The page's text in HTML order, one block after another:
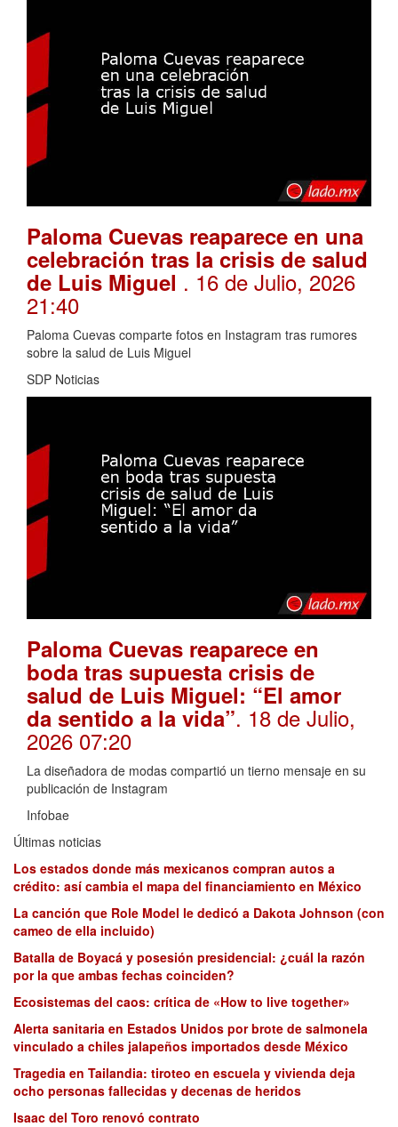
Paloma Cuevas reaparece en una
celebración tras la crisis de salud
de Luis Miguel . 16 de Julio, 2026
21:40
Paloma Cuevas comparte fotos en Instagram tras rumores
sobre la salud de Luis Miguel
SDP Noticias
Paloma Cuevas reaparece en
boda tras supuesta crisis de
salud de Luis Miguel: “El amor
da sentido a la vida”. 18 de Julio,
2026 07:20
La diseñadora de modas compartió un tierno mensaje en su
publicación de Instagram
Infobae
Últimas noticias
Los estados donde más mexicanos compran autos a
crédito: así cambia el mapa del financiamiento en México
La canción que Role Model le dedicó a Dakota Johnson (con
cameo de ella incluido)
Batalla de Boyacá y posesión presidencial: ¿cuál la razón
por la que ambas fechas coinciden?
Ecosistemas del caos: crítica de «How to live together»
Alerta sanitaria en Estados Unidos por brote de salmonela
vinculado a chiles jalapeños importados desde México
Tragedia en Tailandia: tiroteo en escuela y vivienda deja
ocho personas fallecidas y decenas de heridos
Isaac del Toro renovó contrato